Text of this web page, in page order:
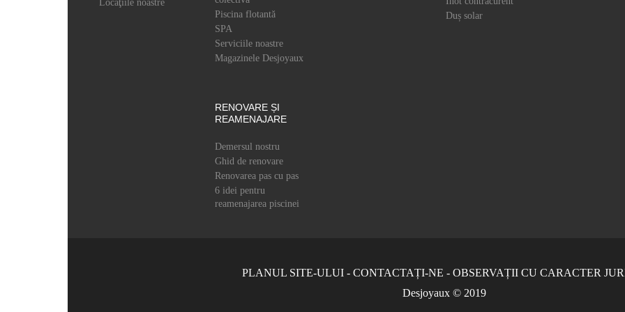
Locaţiile noastre
Piscina flotantă
SPA
Serviciile noastre
Magazinele Desjoyaux
Duș solar
RENOVARE ȘI
REAMENAJARE
Demersul nostru
Ghid de renovare
Renovarea pas cu pas
6 idei pentru
reamenajarea piscinei
PLANUL SITE-ULUI- CONTACTAȚI-NE - OBSERVAȚII CU CARACTER
Desjoyaux © 2019